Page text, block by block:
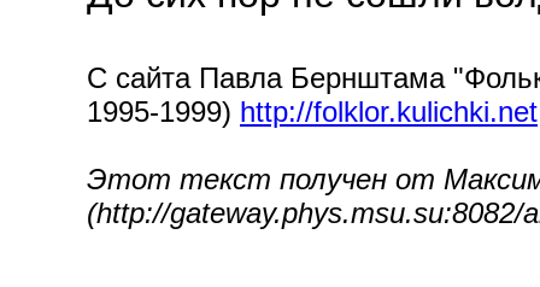
С сайта Павла Бернштама
1995-1999) http://folklor.kulichki.net
Этот текст получен от
(http://